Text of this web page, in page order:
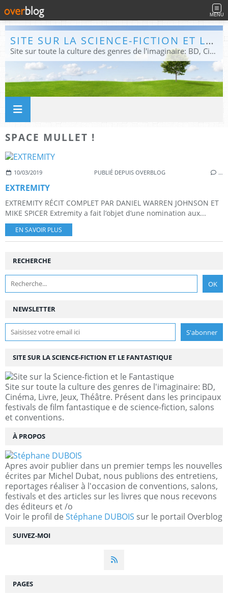
MENU
SITE SUR LA SCIENCE-FICTION ET LE FANTASTIQUE
Site sur toute la culture des genres de l'imaginaire: BD, Cinéma, Livre, Jeux, Théâtre. Présent dans les principaux festivals de film fantastique e de science-fiction, salons et conventions.
SPACE MULLET !
10/03/2019 PUBLIÉ DEPUIS OVERBLOG …
EXTREMITY
EXTREMITY RÉCIT COMPLET PAR DANIEL WARREN JOHNSON ET
MIKE SPICER Extremity a fait l’objet d’une nomination aux...
EN SAVOIR PLUS
NEWSLETTER
SUIVEZ-MOI
RECHERCHE
SITE SUR LA SCIENCE-FICTION ET LE FANTASTIQUE
Site sur toute la culture des genres de l'imaginaire: BD,
Cinéma, Livre, Jeux, Théâtre. Présent dans les principaux
festivals de film fantastique e de science-fiction, salons
et conventions.
À PROPOS
Apres avoir publier dans un premier temps les nouvelles
écrites par Michel Dubat, nous publions des entretiens,
reportages réaliser à l'occasion de conventions, salons,
festivals et des articles sur les livres que nous recevons
des éditeurs et /o
Voir le profil de Stéphane DUBOIS sur le portail Overblog
PAGES